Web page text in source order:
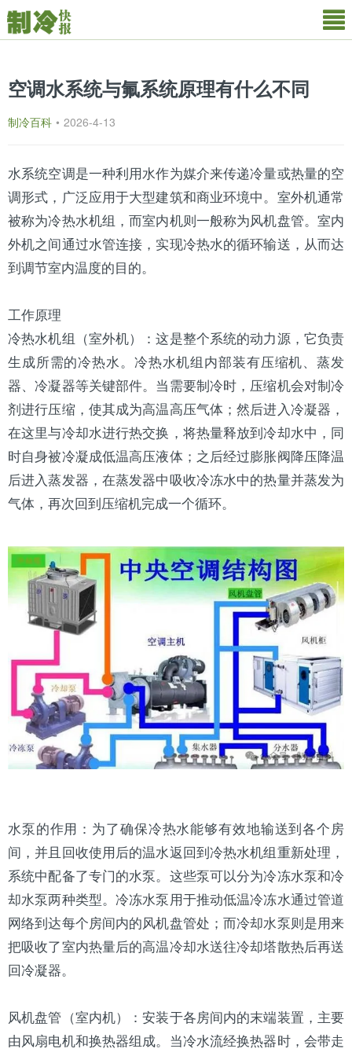
空调水系统与氟系统原理有什么不同
制冷百科 • 2026-4-13
水系统空调是一种利用水作为媒介来传递冷量或热量的空
调形式，广泛应用于大型建筑和商业环境中。室外机通常
被称为冷热水机组，而室内机则一般称为风机盘管。室内
外机之间通过水管连接，实现冷热水的循环输送，从而达
到调节室内温度的目的。
工作原理
冷热水机组（室外机）：这是整个系统的动力源，它负责
生成所需的冷热水。冷热水机组内部装有压缩机、蒸发
器、冷凝器等关键部件。当需要制冷时，压缩机会对制冷
剂进行压缩，使其成为高温高压气体；然后进入冷凝器，
在这里与冷却水进行热交换，将热量释放到冷却水中，同
时自身被冷凝成低温高压液体；之后经过膨胀阀降压降温
后进入蒸发器，在蒸发器中吸收冷冻水中的热量并蒸发为
气体，再次回到压缩机完成一个循环。
水泵的作用：为了确保冷热水能够有效地输送到各个房
间，并且回收使用后的温水返回到冷热水机组重新处理，
系统中配备了专门的水泵。这些泵可以分为冷冻水泵和冷
却水泵两种类型。冷冻水泵用于推动低温冷冻水通过管道
网络到达每个房间内的风机盘管处；而冷却水泵则是用来
把吸收了室内热量后的高温冷却水送往冷却塔散热后再送
回冷凝器。
风机盘管（室内机）：安装于各房间内的末端装置，主要
由风扇电机和换热器组成。当冷水流经换热器时，会带走